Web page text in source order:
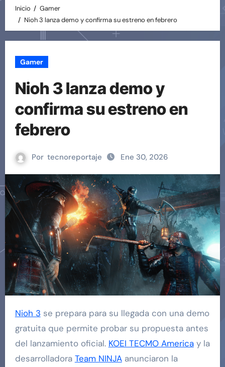
Inicio
Gamer
Nioh 3 lanza demo y confirma su estreno en febrero
Gamer
Nioh 3 lanza demo y
confirma su estreno en
febrero
Por tecnoreportaje Ene 30, 2026
Nioh 3 se prepara para su llegada con una demo
gratuita que permite probar su propuesta antes
del lanzamiento oficial. KOEI TECMO Americay la
desarrolladora Team NINJAanunciaron la